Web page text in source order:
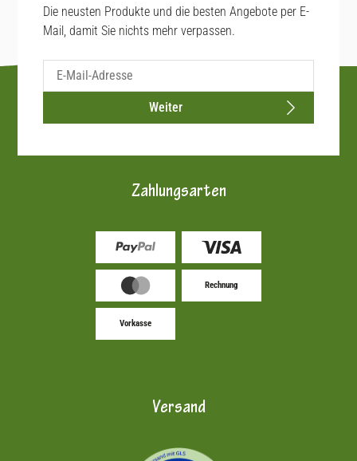
Die neusten Produkte und die besten Angebote per E-
Mail, damit Sie nichts mehr verpassen.
Weiter
Zahlungsarten
Rechnung
Vorkasse
Versand